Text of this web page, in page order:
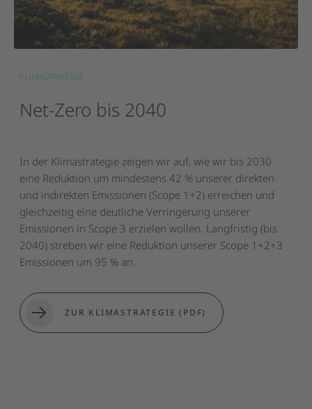
KLIMASTRATEGIE
Net-Zero bis 2040
In der Klimastrategie zeigen wir auf, wie wir bis 2030
eine Reduktion um mindestens 42 % unserer direkten
und indirekten Emissionen (Scope 1+2) erreichen und
gleichzeitig eine deutliche Verringerung unserer
Emissionen in Scope 3 erzielen wollen. Langfristig (bis
2040) streben wir eine Reduktion unserer Scope 1+2+3
Emissionen um 95 % an.
ZUR KLIMASTRATEGIE (PDF)